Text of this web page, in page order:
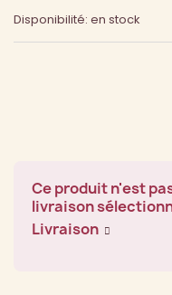
Disponibilité: en stock
Ce produit n'est
livraison
Livraison